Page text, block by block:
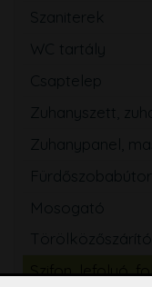
Szaniterek
WC tartály
Csaptelep
Zuhanyszett,
Zuhanypanel,
Mosogató